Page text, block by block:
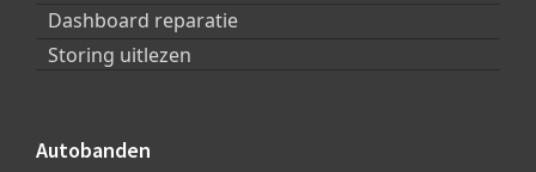
Dashboard reparatie
Storing uitlezen
Autobanden